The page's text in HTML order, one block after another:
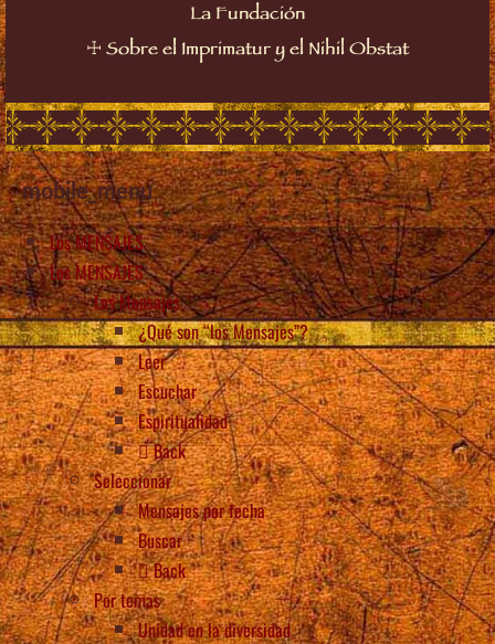
La Fundación
☩ Sobre el Imprimatur y el Nihil Obstat
mobile_menu
Los MENSAJES
Los MENSAJES
Los Mensajes
¿Qué son “los Mensajes”?
Leer
Escuchar
Espiritualidad
Back
Seleccionar
Mensajes por fecha
Buscar
Back
Por temas
Unidad en la diversidad